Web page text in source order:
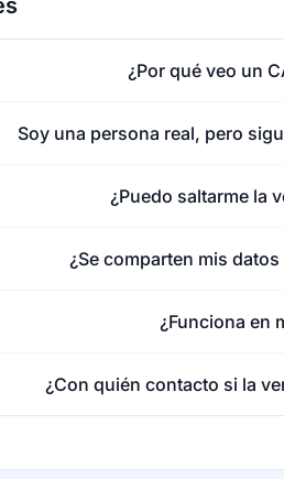
¿Por qué veo un
Soy una persona real, pero
¿Puedo saltarme la
¿Se comparten mis
¿Funciona en
¿Con quién contacto si la